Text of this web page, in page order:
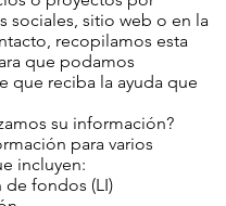
sociales, sitio web o en la
recopilamos esta
que podamos
que reciba la ayuda que
su información?
para varios
incluyen:
de fondos (LI)